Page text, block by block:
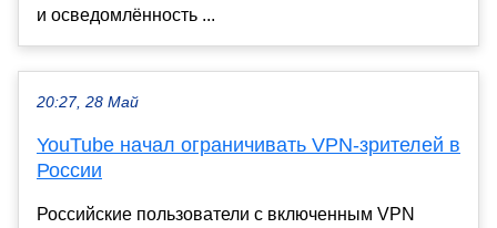
и осведомлённость ...
20:27, 28 Май
YouTube начал ограничивать VPN-зрителей в
России
Российские пользователи с включенным VPN